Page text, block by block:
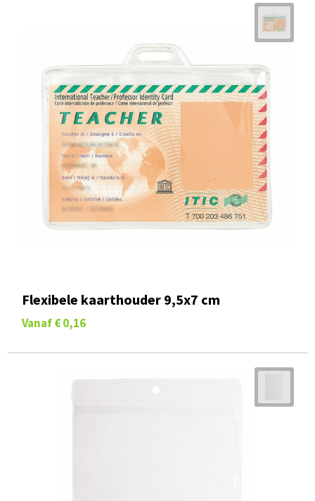
Flexibele kaarthouder 9,5x7 cm
Vanaf € 0,16